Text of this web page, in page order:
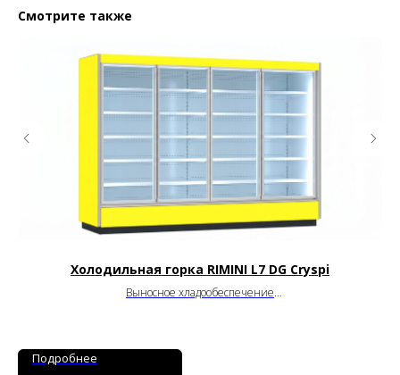
Смотрите также
Холодильная горка RIMINI L7 DG Cryspi
Выносное хладообеспечение
Высота: 1964 мм
Подробнее